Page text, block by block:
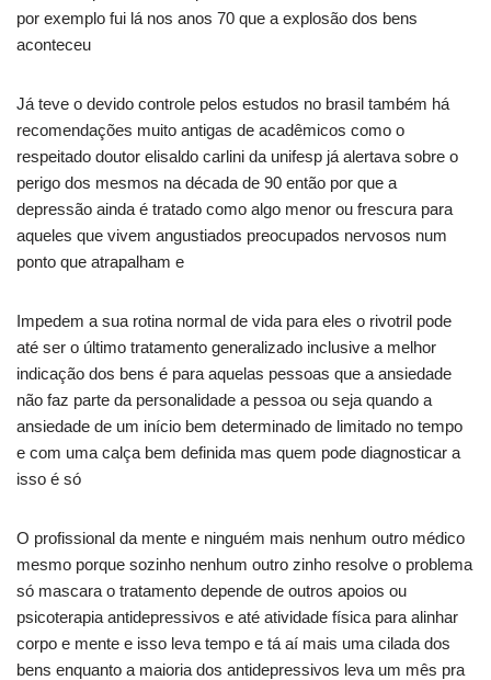
por exemplo fui lá nos anos 70 que a explosão dos bens
aconteceu
Já teve o devido controle pelos estudos no brasil também há
recomendações muito antigas de acadêmicos como o
respeitado doutor elisaldo carlini da unifesp já alertava sobre o
perigo dos mesmos na década de 90 então por que a
depressão ainda é tratado como algo menor ou frescura para
aqueles que vivem angustiados preocupados nervosos num
ponto que atrapalham e
Impedem a sua rotina normal de vida para eles o rivotril pode
até ser o último tratamento generalizado inclusive a melhor
indicação dos bens é para aquelas pessoas que a ansiedade
não faz parte da personalidade a pessoa ou seja quando a
ansiedade de um início bem determinado de limitado no tempo
e com uma calça bem definida mas quem pode diagnosticar a
isso é só
O profissional da mente e ninguém mais nenhum outro médico
mesmo porque sozinho nenhum outro zinho resolve o problema
só mascara o tratamento depende de outros apoios ou
psicoterapia antidepressivos e até atividade física para alinhar
corpo e mente e isso leva tempo e tá aí mais uma cilada dos
bens enquanto a maioria dos antidepressivos leva um mês pra